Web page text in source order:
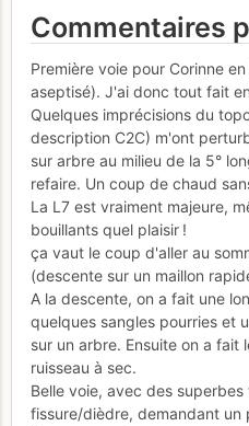
Commentaires
Première voie pour Corinne
aseptisé). J'ai donc tout fait
Quelques imprécisions du
description C2C) m'ont
sur arbre au milieu de la 5°
refaire. Un coup de chaud
La L7 est vraiment majeure,
bouillants quel plaisir !
ça vaut le coup d'aller au
(descente sur un maillon
A la descente, on a fait une
quelques sangles pourries et
sur un arbre. Ensuite on a fait
ruisseau à sec.
Belle voie, avec des
fissure/dièdre, demandant un